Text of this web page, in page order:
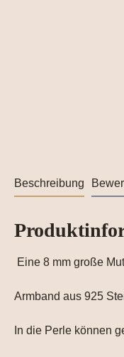
Beschreibung
Eine 8 mm große
Armband aus 925
In die Perle können